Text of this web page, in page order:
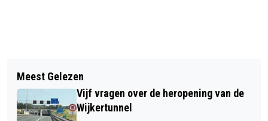
GEBOORTES I HUWELIJKEN I
OVERLEDEN
WELTERUSTEN, KLEINE BEER
ZONDAGMIDDAG 4 MAART IN
Meest Gelezen
Vijf vragen over de heropening van de
Wijkertunnel